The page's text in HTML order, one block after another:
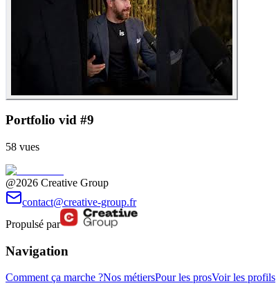
Portfolio vid #9
58 vues
@2026 Creative Group
contact@creative-group.fr
Propulsé par
Navigation
Comment ça marche ?Nos métiersPour les prosVoir les profils